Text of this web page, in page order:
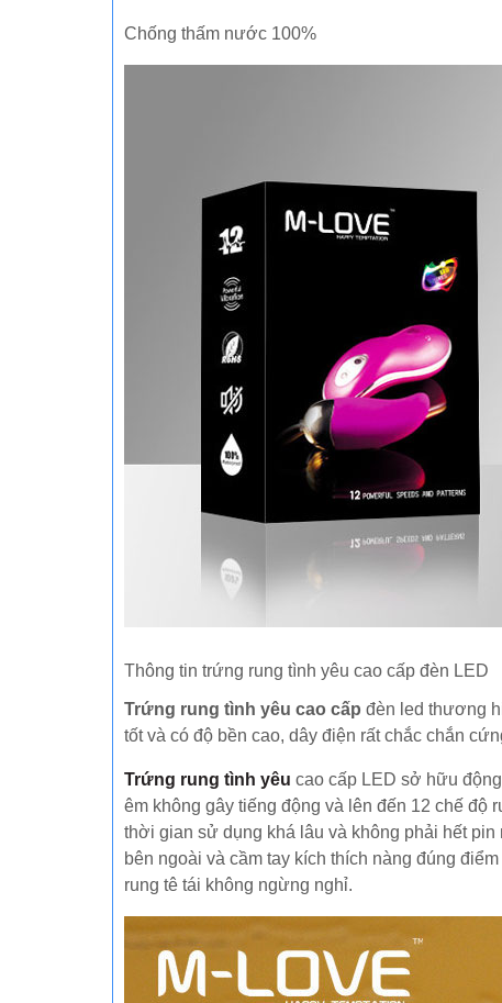
Chống thấm nước 100%
Thông tin trứng rung tình yêu cao cấp đèn LED
Trứng rung tình yêu cao cấp đèn led thương
tốt và có độ bền cao, dây điện rất chắc chắn
Trứng rung tình yêu cao cấp LED sở hữu
êm không gây tiếng động và lên đến 12 chế độ
thời gian sử dụng khá lâu và không phải hết
bên ngoài và cầm tay kích thích nàng đúng
rung tê tái không ngừng nghỉ.